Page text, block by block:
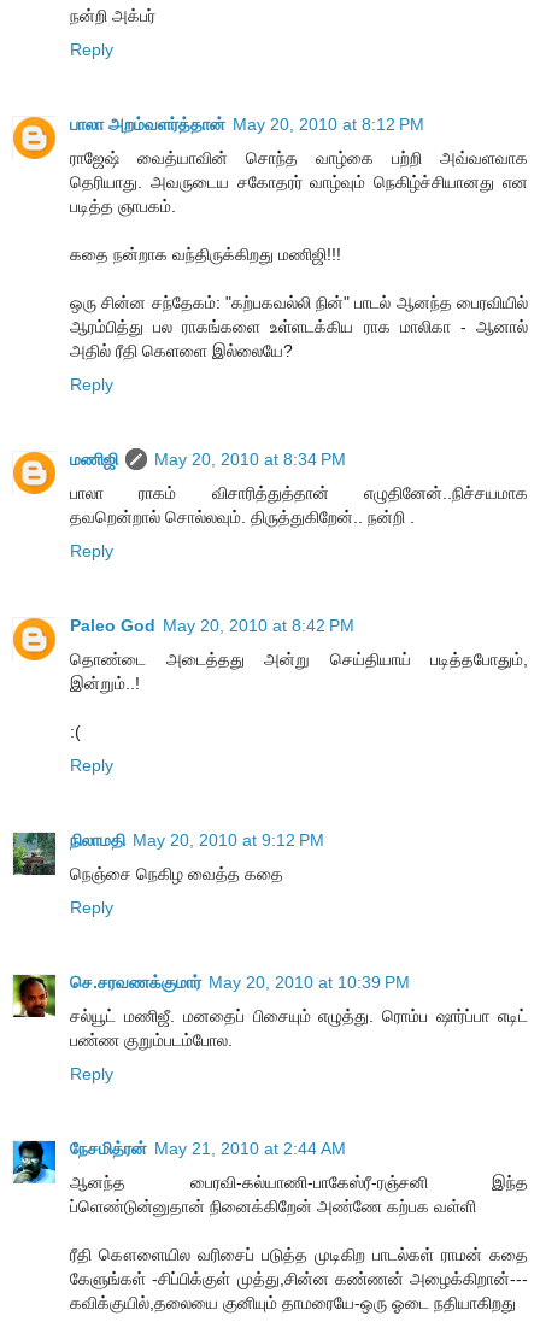
நன்றி அக்பர்
Reply
பாலா அறம்வளர்த்தான் May 20, 2010 at 8:12 PM
ராஜேஷ் வைத்யாவின் சொந்த வாழ்கை பற்றி அவ்வளவாக
தெரியாது. அவருடைய சகோதரர் வாழ்வும் நெகிழ்ச்சியானது என
படித்த ஞாபகம்.
கதை நன்றாக வந்திருக்கிறது மணிஜி!!!
ஒரு சின்ன சந்தேகம்: "கற்பகவல்லி நின்" பாடல் ஆனந்த பைரவியில்
ஆரம்பித்து பல ராகங்களை உள்ளடக்கிய ராக மாலிகா - ஆனால்
அதில் ரீதி கெளளை இல்லையே?
Reply
மணிஜி
May 20, 2010 at 8:34 PM
பாலா ராகம் விசாரித்துத்தான் எழுதினேன்..நிச்சயமாக
தவறென்றால் சொல்லவும். திருத்துகிறேன்.. நன்றி .
Reply
Paleo God May 20, 2010 at 8:42 PM
தொண்டை அடைத்தது அன்று செய்தியாய் படித்தபோதும்,
இன்றும்..!
:(
Reply
நிலாமதி May 20, 2010 at 9:12 PM
நெஞ்சை நெகிழ வைத்த கதை
Reply
செ.சரவணக்குமார் May 20, 2010 at 10:39 PM
சல்யூட் மணிஜீ. மனதைப் பிசையும் எழுத்து. ரொம்ப ஷார்ப்பா எடிட்
பண்ண குறும்படம்போல.
Reply
நேசமித்ரன் May 21, 2010 at 2:44 AM
ஆனந்த பைரவி-கல்யாணி-பாகேஸ்ரீ-ரஞ்சனி இந்த
ப்ளெண்டுன்னுதான் நினைக்கிறேன் அண்ணே கற்பக வள்ளி
ரீதி கௌளையில வரிசைப் படுத்த முடிகிற பாடல்கள் ராமன் கதை
கேளுங்கள் -சிப்பிக்குள் முத்து,சின்ன கண்ணன் அழைக்கிறான்---
கவிக்குயில்,தலையை குனியும் தாமரையே-ஒரு ஓடை நதியாகிறது